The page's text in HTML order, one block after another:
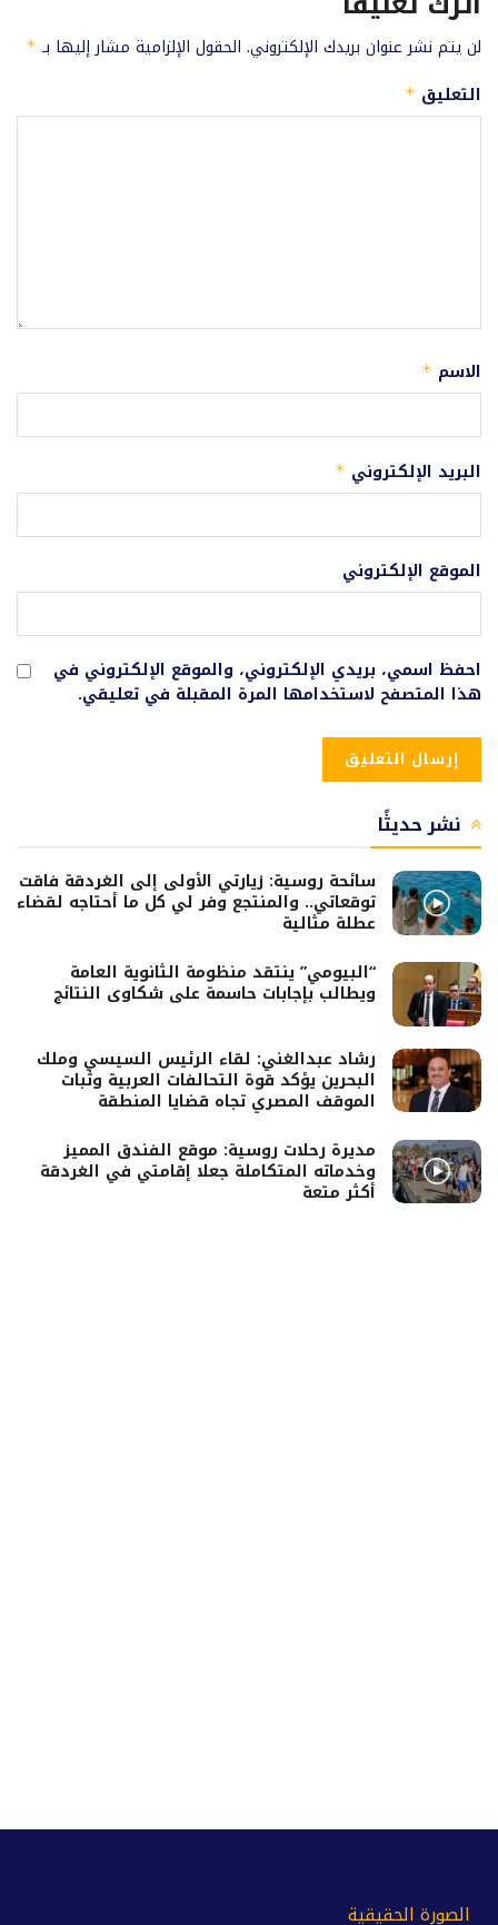
لن يتم نشر عنوان بريدك الإلكتروني. الحقول الإلزامية مشار إليها بـ *
التعليق *
الاسم *
البريد الإلكتروني *
الموقع الإلكتروني
احفظ اسمي، بريدي الإلكتروني، والموقع الإلكتروني في
هذا المتصفح لاستخدامها المرة المقبلة في تعليقي.
نشر حديثًا
سائحة روسية: زيارتي الأولى إلى الغردقة فاقت
توقعاتي.. والمنتجع وفر لي كل ما أحتاجه لقضاء
عطلة مثالية
“البيومي” ينتقد منظومة الثانوية العامة
ويطالب بإجابات حاسمة على شكاوى النتائج
رشاد عبدالغني: لقاء الرئيس السيسي وملك
البحرين يؤكد قوة التحالفات العربية وثبات
الموقف المصري تجاه قضايا المنطقة
مديرة رحلات روسية: موقع الفندق المميز
وخدماته المتكاملة جعلا إقامتي في الغردقة
أكثر متعة
الصورة الحقيقية